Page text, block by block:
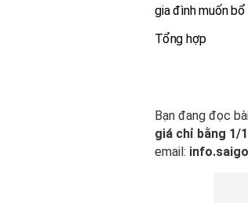
gia đình muốn
Tổng hợp
Bạn đang đọc
giá chỉ bằng 1/
email: